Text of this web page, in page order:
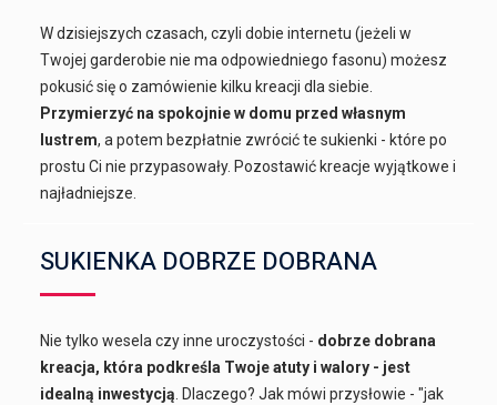
W dzisiejszych czasach, czyli dobie internetu (jeżeli w
Twojej garderobie nie ma odpowiedniego fasonu) możesz
pokusić się o zamówienie kilku kreacji dla siebie.
Przymierzyć na spokojnie w domu przed własnym
lustrem, a potem bezpłatnie zwrócić te sukienki - które po
prostu Ci nie przypasowały. Pozostawić kreacje wyjątkowe i
najładniejsze.
SUKIENKA DOBRZE DOBRANA
Nie tylko wesela czy inne uroczystości - dobrze dobrana
kreacja, która podkreśla Twoje atuty i walory - jest
idealną inwestycją . Dlaczego? Jak mówi przysłowie - "jak